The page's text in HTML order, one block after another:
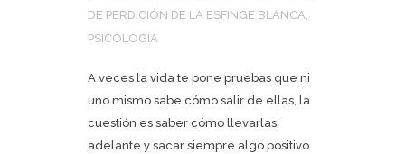
DE PERDICIÓN DE LA ESFINGE BLANCA,
PSICOLOGÍA
A veces la vida te pone pruebas que ni
uno mismo sabe cómo salir de ellas, la
cuestión es saber cómo llevarlas
adelante y sacar siempre algo positivo